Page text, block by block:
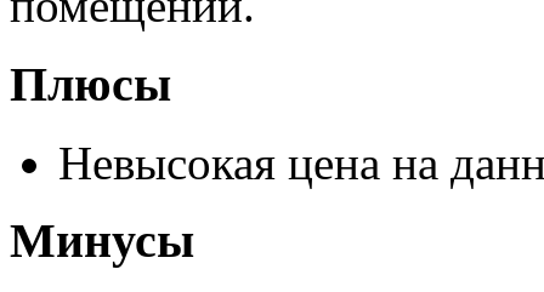
Плюсы
Невысокая цена на
Минусы